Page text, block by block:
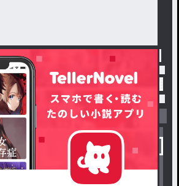
「結音 ○○とペア画中！！」最新作：記念日！
ジャンルから探す
恋愛・ロマンス